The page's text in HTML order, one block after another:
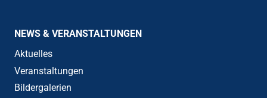
NEWS & VERANSTALTUNGEN
Aktuelles
Veranstaltungen
Bildergalerien